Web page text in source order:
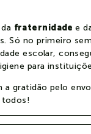
fraternidadee
Só no primeiro
escolar,
para
gratidão pelo
todos!